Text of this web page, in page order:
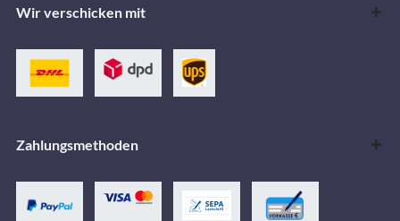
Wir verschicken mit
Zahlungsmethoden